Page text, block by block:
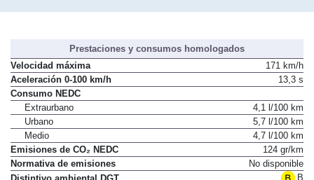
Prestaciones y consumos homologados
Velocidad máxima
171 km/h
Aceleración 0-100 km/h
13,3 s
Consumo NEDC
Extraurbano
4,1 l/100 km
Urbano
5,7 l/100 km
Medio
4,7 l/100 km
Emisiones de CO₂ NEDC
124 gr/km
Normativa de emisiones
No disponible
B